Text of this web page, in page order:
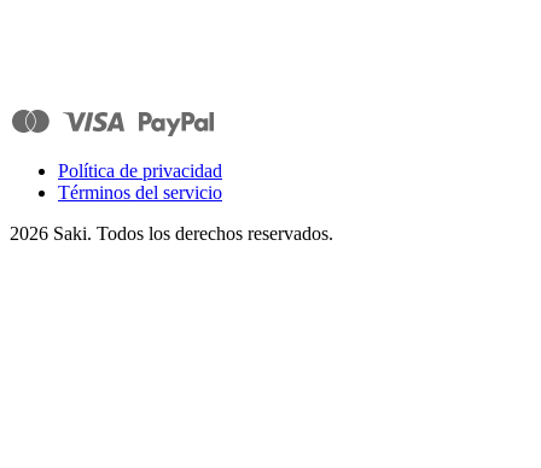
Política de privacidad
Términos del servicio
2026 Saki. Todos los derechos reservados.